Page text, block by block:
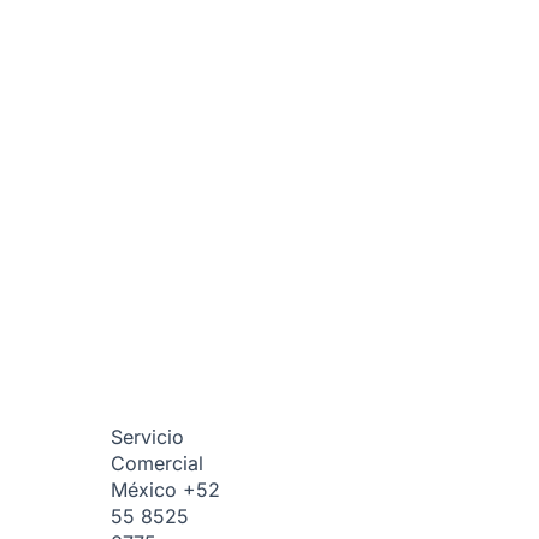
Servicio
Comercial
México +52
55 8525